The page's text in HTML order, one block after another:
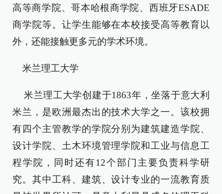
高等商学院、哥本哈根商学院、西班牙ESADE
商学院等。让学生能够在本校接受高等教育以
外，还能接触更多元的学术环境。
米兰理工大学
米兰理工大学创建于1863年，坐落于意大利
米兰，是欧洲最杰出的技术大学之一。该校拥
有四个主管教学的学院分别为建筑建造学院、
设计学院、土木环境管理学院和工业与信息工
程学院，同时还有12个部门主要负责科学研
究。其中工科、建筑、设计专业的一流教育质